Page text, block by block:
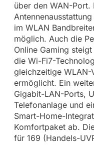
über den WAN-
im WLAN
möglich. Auch die
Online Gaming
die Wi-Fi7-
gleichzeitige WLAN-
ermöglicht. Ein
Gigabit-LAN-Ports,
Telefonanlage und
Smart-Home-
Komfortpaket ab.
für 169 (Handels-